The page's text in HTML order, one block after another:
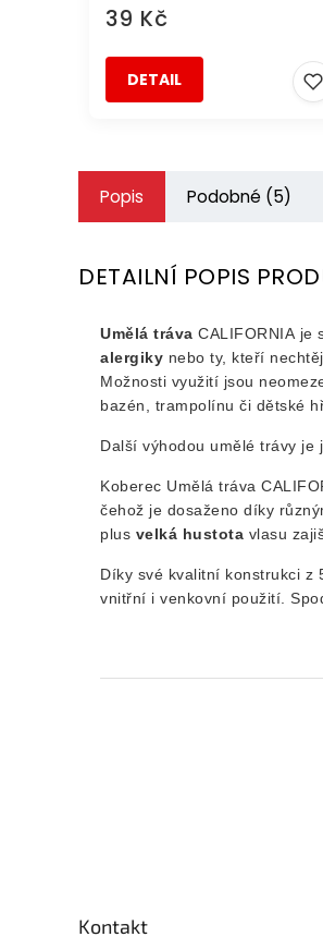
39 Kč
DETAIL
Popis Podobné (5)
DETAILNÍ POPIS
Umělá tráva CALIFORNIA je
alergiky nebo ty, kteří
Možnosti využití jsou
bazén, trampolínu či dětské
Další výhodou umělé trávy je
Koberec Umělá tráva
čehož je dosaženo díky
plus velká hustota vlasu
Díky své kvalitní konstrukci z
vnitřní i venkovní použití.
Kontakt